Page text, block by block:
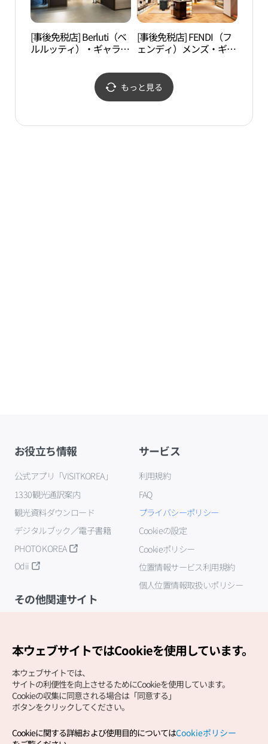
[事後免税店] Berluti（ベ
ルルッティ）・ギャラリ
(벨루티 갤러리아백화점
[事後免税店] FENDI（フ
ェンディ）メンズ・ギャ
WEST店(펜디남성 갤러리
아백화점 명품관 WEST
もっと見る
お役立ち情報
公式アプリ「VISITKOREA」
1330観光通訳案内
観光資料ダウンロード
デジタルブック／電子書籍
PHOTO KOREA
Odii
サービス
利用規約
FAQ
プライバシーポリシー
Cookieの設定
Cookieポリシー
位置情報サービス利用規約
個人位置情報取扱いポリシー
その他関連サイト
Copyright (c) Korea Tourism Organization All Rights
本ウェブサイトではCookieを使用しています。
本ウェブサイトでは、
サイトの利便性を向上させるためにCookieを使用しています。
Cookieの収集に同意される場合は「同意する」
ボタンをクリックしてください。
Cookieに関する詳細および使用目的についてはCookieポリシー